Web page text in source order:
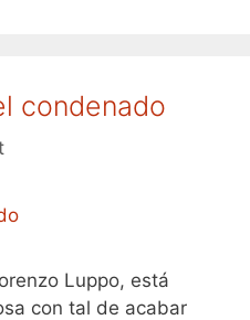
condenado
Luppo, está
con tal de acabar